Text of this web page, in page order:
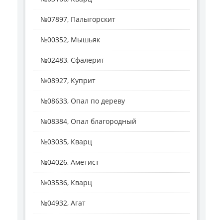
№07897, Палыгорскит
№00352, Мышьяк
№02483, Сфалерит
№08927, Куприт
№08633, Опал по дереву
№08384, Опал благородный
№03035, Кварц
№04026, Аметист
№03536, Кварц
№04932, Агат